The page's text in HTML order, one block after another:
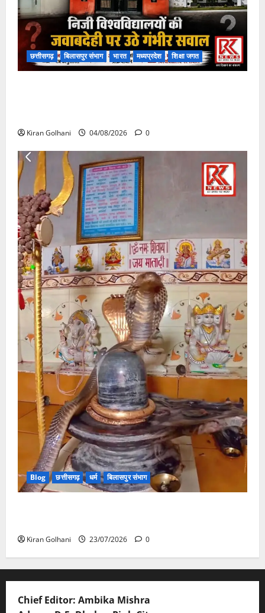
छत्तीसगढ़ बिलासपुर संभाग भारत मध्यप्रदेश शिक्षा जगत
Kiran Golhani 04/08/2026 0
Blog छत्तीसगढ़ धर्म बिलासपुर संभाग
Kiran Golhani 23/07/2026 0
Chief Editor: Ambika Mishra